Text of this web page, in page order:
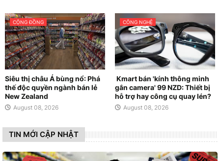
CỘNG ĐỒNG
Siêu thị châu Á bùng nổ: Phá
thế độc quyền ngành bán lẻ
New Zealand
August 08, 2026
CÔNG NGHỆ
Kmart bán 'kính thông minh
gắn camera' 99 NZD: Thiết bị
hỗ trợ hay công cụ quay lén?
August 08, 2026
TIN MỚI CẬP NHẬT